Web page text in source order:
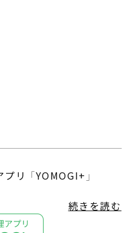
リ 「YOMOGI+」
続きを読む